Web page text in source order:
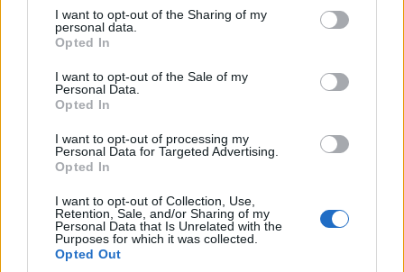
not limited to your visit or usage behaviour. You may click to
grant or deny consent to Google and its third-party tags to
use your data for below specified purposes in below Google
consent section.
I want to opt-out of the Sharing of my
personal data.
Opted In
I want to opt-out of the Sale of my
Personal Data.
Opted In
I want to opt-out of processing my
Personal Data for Targeted Advertising.
Opted In
I want to opt-out of Collection, Use,
Retention, Sale, and/or Sharing of my
Personal Data that Is Unrelated with the
Purposes for which it was collected.
Opted Out
Pátkai Rozina énekesnő egy performansz segítségével
fogalmazta meg társadalomkritikáját: figyelünk eléggé az